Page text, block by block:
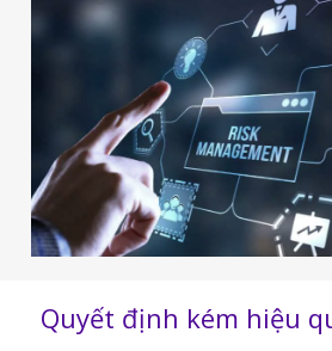
Quyết định kém hiệu